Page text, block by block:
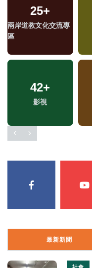
25+
兩岸道教文化交流專
區
42+
影視
最新新聞